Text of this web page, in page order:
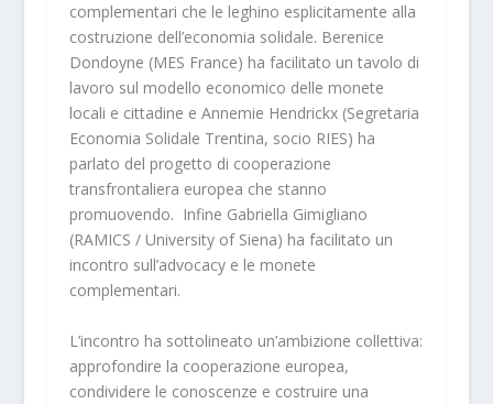
complementari che le leghino esplicitamente alla
costruzione dell’economia solidale. Berenice
Dondoyne (MES France) ha facilitato un tavolo di
lavoro sul modello economico delle monete
locali e cittadine e Annemie Hendrickx (Segretaria
Economia Solidale Trentina, socio RIES) ha
parlato del progetto di cooperazione
transfrontaliera europea che stanno
promuovendo. Infine Gabriella Gimigliano
(RAMICS / University of Siena) ha facilitato un
incontro sull’advocacy e le monete
complementari.
L’incontro ha sottolineato un’ambizione collettiva:
approfondire la cooperazione europea,
condividere le conoscenze e costruire una